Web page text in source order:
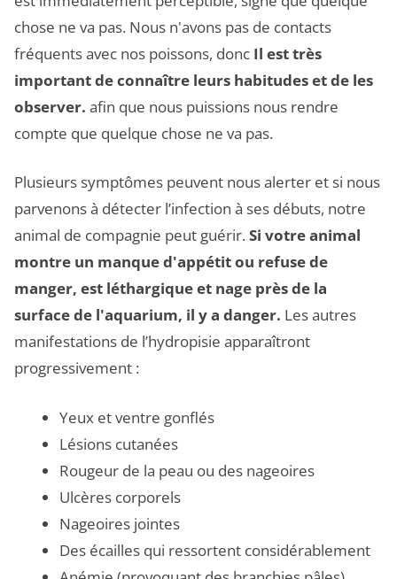
chose ne va pas. Nous n'avons pas de contacts
fréquents avec nos poissons, donc Il est très
important de connaître leurs habitudes et de les
observer. afin que nous puissions nous rendre
compte que quelque chose ne va pas.
Plusieurs symptômes peuvent nous alerter et si nous
parvenons à détecter l’infection à ses débuts, notre
animal de compagnie peut guérir.Si votre animal
montre un manque d'appétit ou refuse de
manger, est léthargique et nage près de la
surface de l'aquarium, il y a danger. Les autres
manifestations de l’hydropisie apparaîtront
progressivement :
Yeux et ventre gonflés
Lésions cutanées
Rougeur de la peau ou des nageoires
Ulcères corporels
Nageoires jointes
Des écailles qui ressortent considérablement